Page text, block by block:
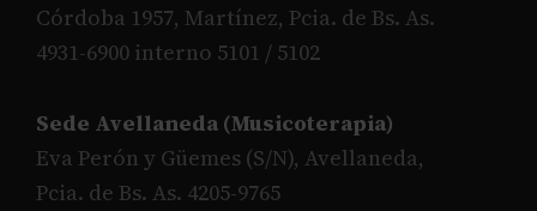
Córdoba 1957, Martínez, Pcia. de Bs. As.
4931-6900 interno 5101 / 5102
Sede Avellaneda (Musicoterapia)
Eva Perón y Güemes (S/N), Avellaneda,
Pcia. de Bs. As. 4205-9765